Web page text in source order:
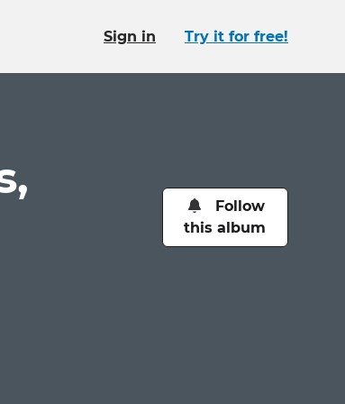
Sign in Try it for free!
Follow
this album